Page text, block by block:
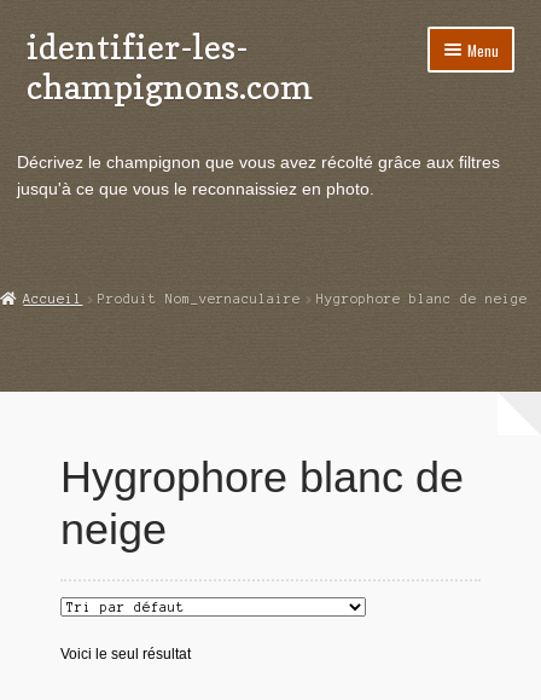
Aller
à
la
Aller
au
contenu
identifier-les-
champignons.com
Menu
le
Actualités
menu
Echanges et contacts
Ouvrir
Décrivez le champignon que vous avez récolté grâce aux filtres
jusqu'à ce que vous le reconnaissiez en photo.
Accueil Produit Nom_vernaculaire Hygrophore blanc de neige
Hygrophore blanc de
neige
Voici le seul résultat